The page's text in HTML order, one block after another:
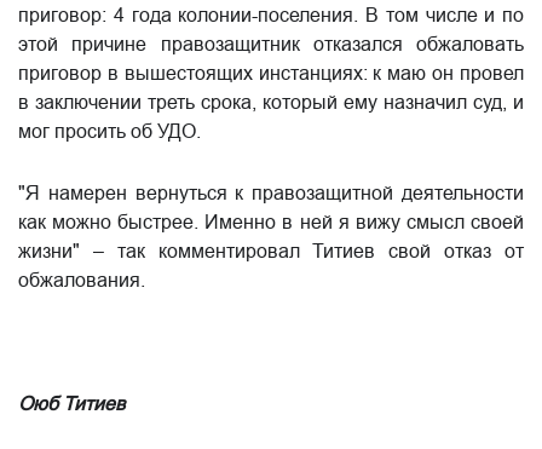
приговор: 4 года колонии-поселения. В том числе и по
этой причине правозащитник отказался обжаловать
приговор в вышестоящих инстанциях: к маю он провел
в заключении треть срока, который ему назначил суд, и
мог просить об УДО.
"Я намерен вернуться к правозащитной деятельности
как можно быстрее. Именно в ней я вижу смысл своей
жизни" – так комментировал Титиев свой отказ от
обжалования.
Оюб Титиев